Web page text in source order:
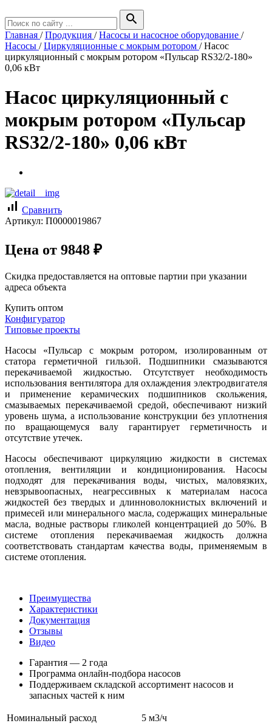
search
Главная /Продукция /Насосы и насосное оборудование /
Насосы /Циркуляционные с мокрым ротором /Насос
циркуляционный с мокрым ротором «Пульсар RS32/2-180»
0,06 кВт
Насос циркуляционный с
мокрым ротором «Пульсар
RS32/2-180» 0,06 кВт
signal_cellular_alt Сравнить
Артикул: П0000019867
Цена от 9848 ₽
Скидка предоставляется на оптовые партии при указании
адреса объекта
Купить оптом
Конфигуратор
Типовые проекты
Насосы «Пульсар с мокрым ротором, изолированным от
статора герметичной гильзой. Подшипники смазываются
перекачиваемой жидкостью. Отсутствует необходимость
использования вентилятора для охлаждения электродвигателя
и применение керамических подшипников скольжения,
смазываемых перекачиваемой средой, обеспечивают низкий
уровень шума, а использование конструкции без уплотнения
по вращающемуся валу гарантирует герметичность и
отсутствие утечек.
Насосы обеспечивают циркуляцию жидкости в системах
отопления, вентиляции и кондиционирования. Насосы
подходят для перекачивания воды, чистых, маловязких,
невзрывоопасных, неагрессивных к материалам насоса
жидкостей без твердых и длинноволокнистых включений и
примесей или минерального масла, содержащих минеральные
масла, водные растворы гликолей концентрацией до 50%. В
системе отопления перекачиваемая жидкость должна
соответствовать стандартам качества воды, применяемым в
системе отопления.
Преимущества
Характеристики
Документация
Отзывы
Видео
Гарантия — 2 года
Программа онлайн-подбора насосов
Поддерживаем складской ассортимент насосов и
запасных частей к ним
Номинальный расход
5 м3/ч